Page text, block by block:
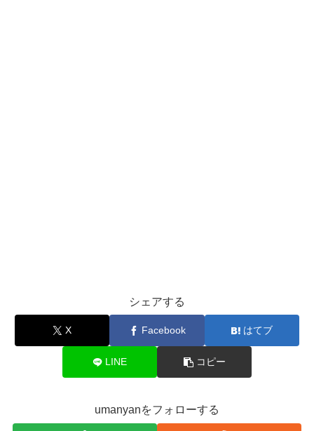
シェアする
X Facebook はてブ
LINE コピー
umanyanをフォローする